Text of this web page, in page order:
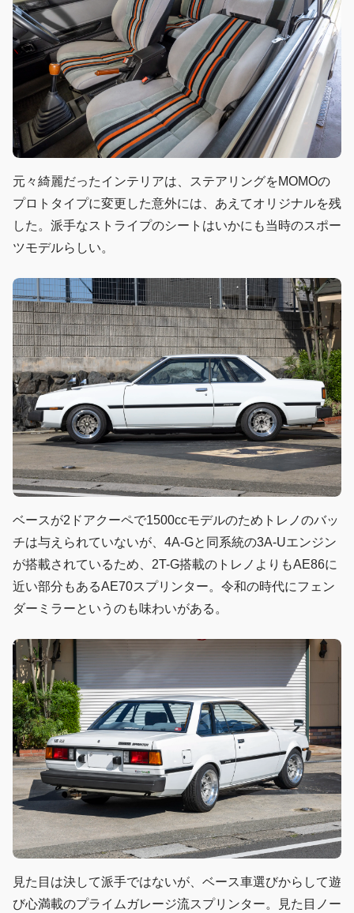
元々綺麗だったインテリアは、ステアリングをMOMOの
プロトタイプに変更した意外には、あえてオリジナルを残
した。派手なストライプのシートはいかにも当時のスポー
ツモデルらしい。
ベースが2ドアクーペで1500ccモデルのためトレノのバッ
チは与えられていないが、4A-Gと同系統の3A-Uエンジン
が搭載されているため、2T-G搭載のトレノよりもAE86に
近い部分もあるAE70スプリンター。令和の時代にフェン
ダーミラーというのも味わいがある。
見た目は決して派手ではないが、ベース車選びからして遊
び心満載のプライムガレージ流スプリンター。見た目ノー